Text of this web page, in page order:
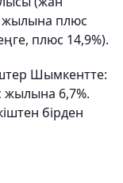
жылына плюс
плюс 14,9%).
Шымкентте:
жылына 6,7%.
бірден